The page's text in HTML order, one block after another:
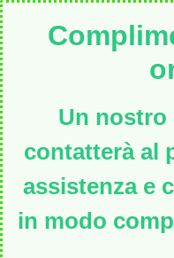
Un nostro
contatterà al
assistenza e
in modo